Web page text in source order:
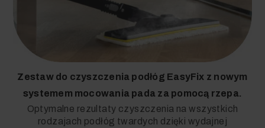
Zestaw do czyszczenia podłóg EasyFix z nowym
systemem mocowania pada za pomocą rzepa.
Optymalne rezultaty czyszczenia na wszystkich
rodzajach podłóg twardych dzięki wydajnej